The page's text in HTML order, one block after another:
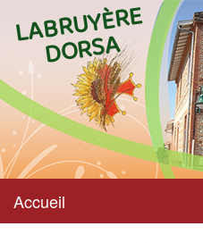
L
A
B
R
U
Y
È
R
E
D
O
R
S
A
Accueil